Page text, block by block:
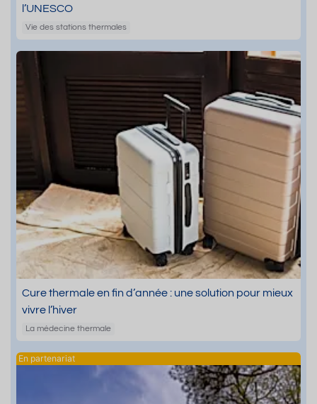
l’UNESCO
Vie des stations thermales
Cure thermale en fin d’année : une solution pour mieux
vivre l’hiver
La médecine thermale